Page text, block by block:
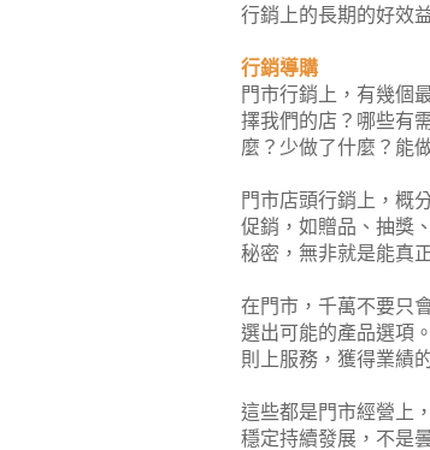
行銷上的長期的好效
行銷導購
門市行銷上，有幾個
擇我們的店？哪些有
麼？少做了什麼？能
門市店頭行銷上，概
促銷，如贈品、抽獎
秘密，無非就是能真
在門市，千萬不要只
選出可能的產品選項
則上服務，獲得業績
這些都是門市經營上
穩定持續發展，不是